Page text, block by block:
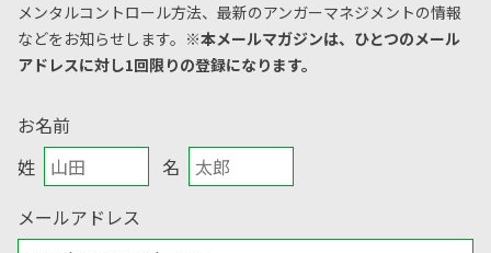
メンタルコントロール方法、 最新のアンガーマネジメントの情報
などをお知らせします。 ※本メールマガジンは、ひとつのメール
アドレスに対し1回限りの登録になります。
お名前
姓
名
メールアドレス